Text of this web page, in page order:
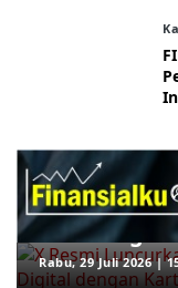
X Resmi
Keuangan
dan Bunga
Rabu, 29 Juli 2026 |